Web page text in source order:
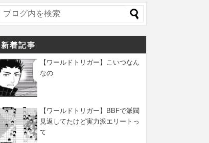
新着記事
【ワールドトリガー】こいつなん
なの
【ワールドトリガー】BBFで派閥
見返してたけど実力派エリートっ
て